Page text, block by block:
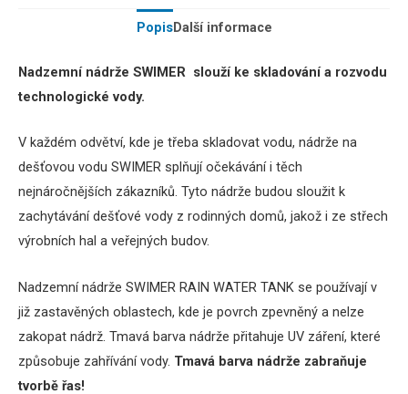
PopisDalší informace
Nadzemní nádrže SWIMER slouží ke skladování a rozvodu
technologické vody.
V každém odvětví, kde je třeba skladovat vodu, nádrže na
dešťovou vodu SWIMER splňují očekávání i těch
nejnáročnějších zákazníků. Tyto nádrže budou sloužit k
zachytávání dešťové vody z rodinných domů, jakož i ze střech
výrobních hal a veřejných budov.
Nadzemní nádrže SWIMER RAIN WATER TANK se používají v
již zastavěných oblastech, kde je povrch zpevněný a nelze
zakopat nádrž. Tmavá barva nádrže přitahuje UV záření, které
způsobuje zahřívání vody. Tmavá barva nádrže zabraňuje
tvorbě řas!